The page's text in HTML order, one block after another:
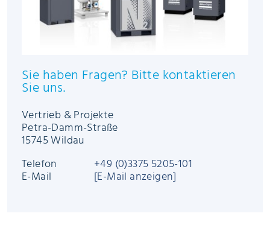
Sie haben Fragen? Bitte kontaktieren
Sie uns.
Vertrieb & Projekte
Petra-Damm-Straße
15745 Wildau
Telefon
+49 (0)3375 5205-101
E-Mail [E-Mail anzeigen]